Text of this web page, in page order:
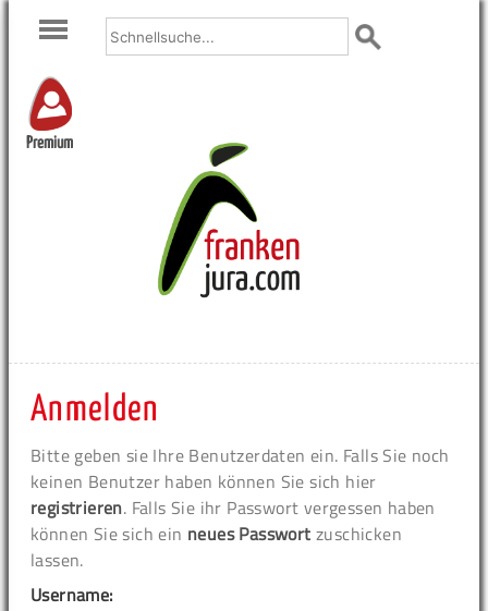
Premium
Anmelden
Bitte geben sie Ihre Benutzerdaten ein. Falls Sie noch
keinen Benutzer haben können Sie sich hier
registrieren. Falls Sie ihr Passwort vergessen haben
können Sie sich ein neues Passwort zuschicken
lassen.
Username: